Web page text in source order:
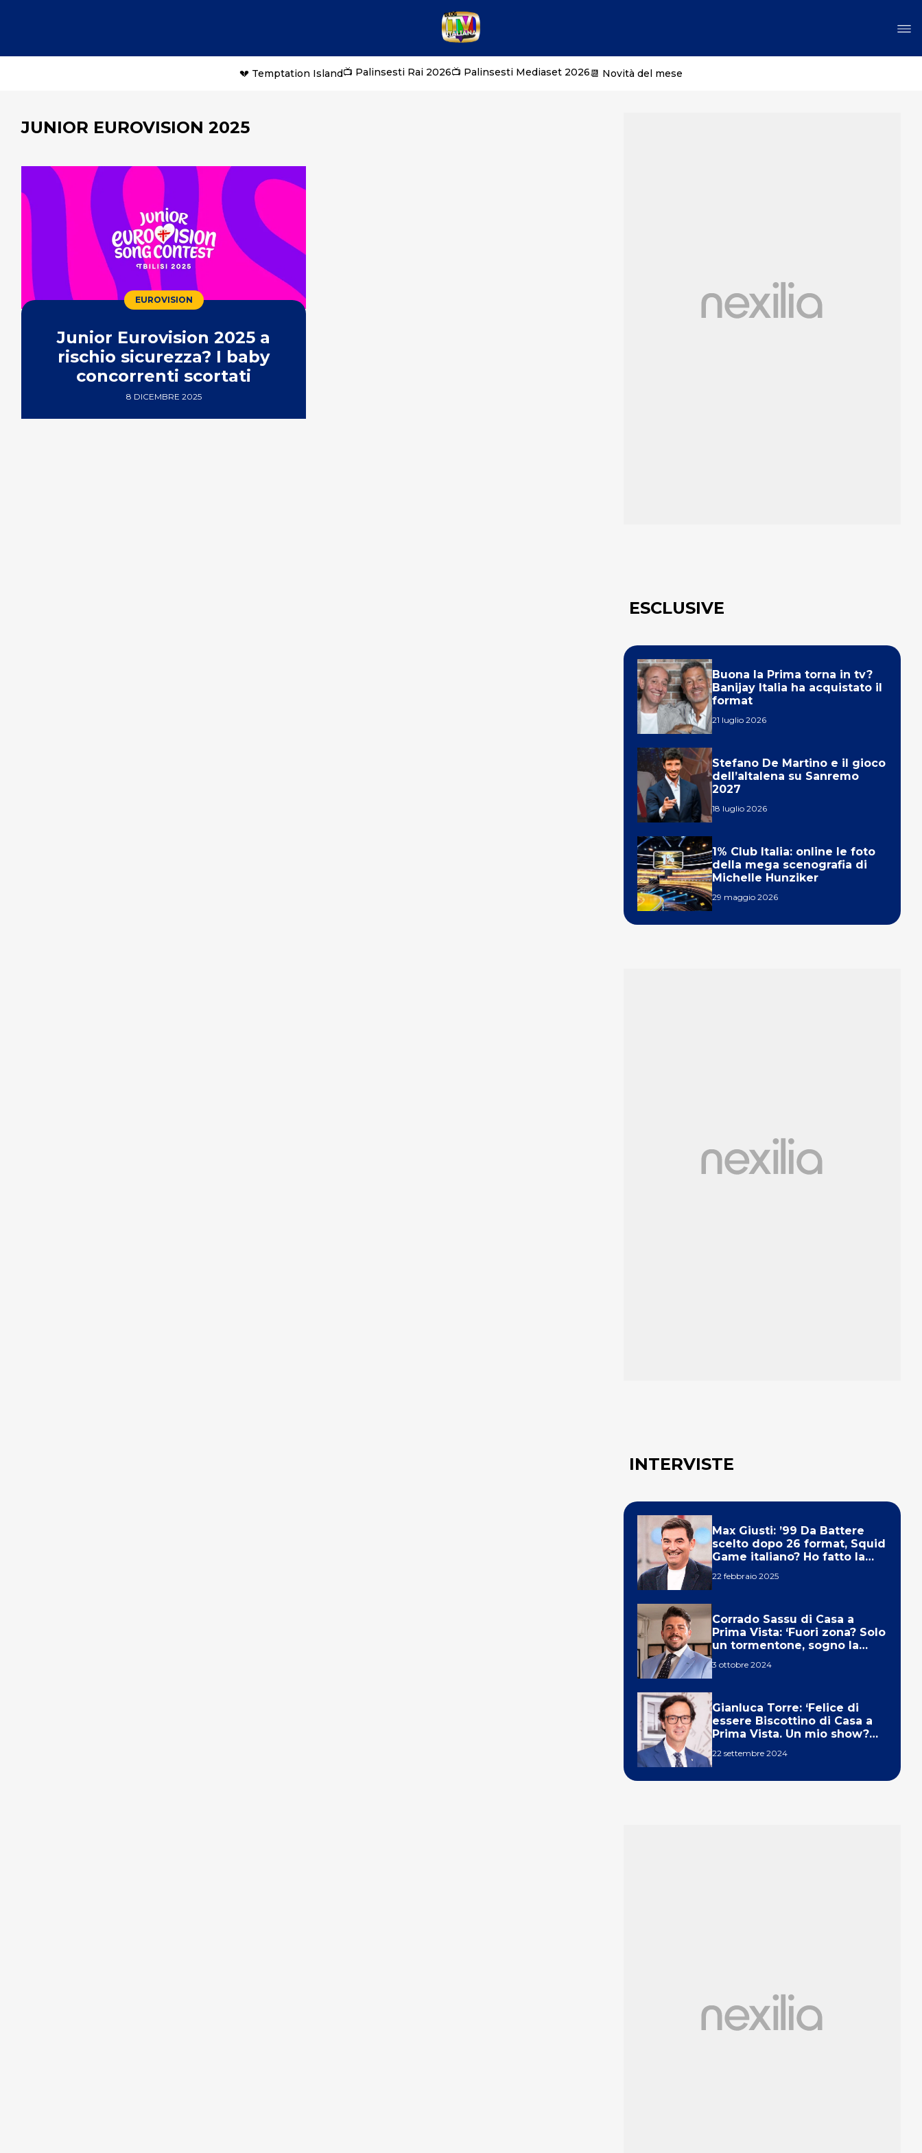
💔 Temptation Island📺 Palinsesti Rai 2026📺 Palinsesti Mediaset 2026📆 Novità del mese
JUNIOR EUROVISION 2025
EUROVISION
Junior Eurovision 2025 a
rischio sicurezza? I baby
concorrenti scortati
8 DICEMBRE 2025
ESCLUSIVE
Buona la Prima torna in tv?
Banijay Italia ha acquistato il
format
21 luglio 2026
Stefano De Martino e il gioco
dell’altalena su Sanremo
2027
18 luglio 2026
1% Club Italia: online le foto
della mega scenografia di
Michelle Hunziker
29 maggio 2026
INTERVISTE
Max Giusti: ’99 Da Battere
scelto dopo 26 format, Squid
Game italiano? Ho fatto la
22 febbraio 2025
Corrado Sassu di Casa a
Prima Vista: ‘Fuori zona? Solo
un tormentone, sogno la
3 ottobre 2024
Gianluca Torre: ‘Felice di
essere Biscottino di Casa a
Prima Vista. Un mio show?
22 settembre 2024